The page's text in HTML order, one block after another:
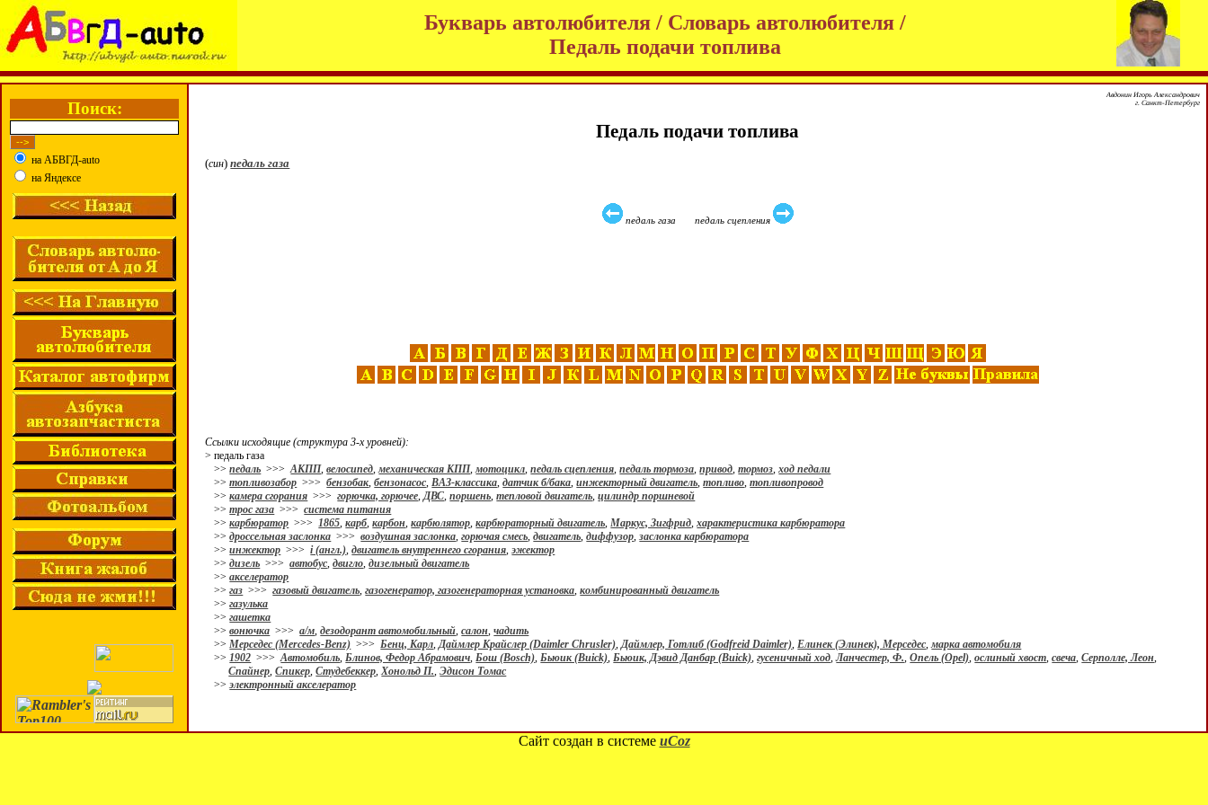
Букварь автолюбителя / Словарь автолюбителя /
Педаль подачи топлива
Поиск:
на АБВГД-auto
на Яндексе
Авдонин Игорь Александрович
г. Санкт-Петербург
Педаль подачи топлива
(син)педаль газа
педаль газа педаль сцепления
Ссылки исходящие (структура 3-х уровней):
> педаль газа
>>педаль >>>АКПП,велосипед,механическая КПП,мотоцикл,педаль сцепления,педаль тормоза,привод,тормоз,ход педали
>>топливозабор >>>бензобак,бензонасос,ВАЗ-классика,датчик б/бака,инжекторный двигатель,топливо,топливопровод
>>камера сгорания >>>горючка, горючее,ДВС,поршень,тепловой двигатель,цилиндр поршневой
>>трос газа >>>система питания
>>карбюратор >>>1865,карб,карбон,карбюлятор,карбюраторный двигатель,Маркус, Зигфрид,характеристика карбюратора
>>дроссельная заслонка >>>воздушная заслонка,горючая смесь,двигатель,диффузор,заслонка карбюратора
>>инжектор >>>i (англ.),двигатель внутреннего сгорания,эжектор
>>дизель >>>автобус,двигло,дизельный двигатель
>>акселератор
>>газ >>>газовый двигатель,газогенератор, газогенераторная установка,комбинированный двигатель
>>газулька
>>гашетка
>>вонючка >>>а/м,дезодорант автомобильный,салон,чадить
>>Мерседес (Mercedes-Benz) >>>Бенц, Карл,Даймлер Крайслер (Daimler Chrusler),Даймлер, Готлиб (Godfreid Daimler),Елинек (Элинек), Мерседес,марка автомобиля
>>1902 >>>Автомобиль,Блинов, Федор Абрамович,Бош (Bosch),Бьюик (Buick),Бьюик, Дэвид Данбар (Buick),гусеничный ход,Ланчестер, Ф.,Опель (Opel),ослиный хвост,свеча,Серполле, Леон,
Спайнер,Спикер,Студебеккер,Хонольд П.,Эдисон Томас
>>электронный акселератор
Сайт создан в системе uCoz